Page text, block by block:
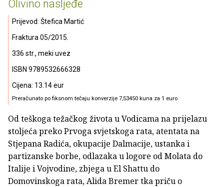
Olivino nasljeđe
Prijevod: Štefica Martić
Fraktura 05/2015.
336 str., meki uvez
ISBN 9789532666328
Cijena: 13.14 eur
Preračunato po fiksnom tečaju konverzije 7,53450 kuna za 1 euro
Od teškoga težačkog života u Vodicama na prijelazu
stoljeća preko Prvoga svjetskoga rata, atentata na
Stjepana Radića, okupacije Dalmacije, ustanka i
partizanske borbe, odlazaka u logore od Molata do
Italije i Vojvodine, zbjega u El Shattu do
Domovinskoga rata, Alida Bremer tka priču o